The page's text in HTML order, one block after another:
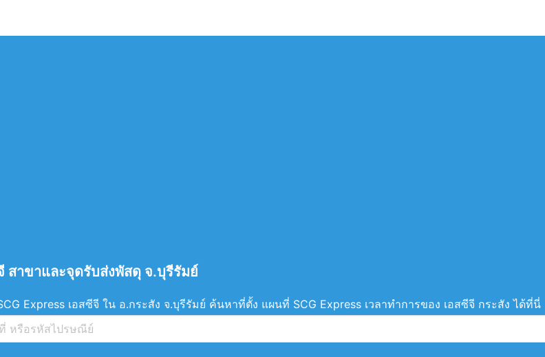
สาขาและจุดรับส่งพัสดุ จ.บุรีรัมย์
Express เอสซีจี ใน อ.กระสัง จ.บุรีรัมย์ ค้นหาที่ตั้ง แผนที่ SCG Express เวลาทำการของ เอสซีจี กระสัง ได้ที่นี่